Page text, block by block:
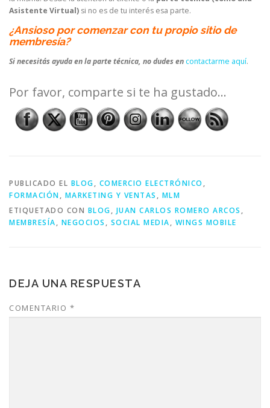
Asistente Virtual) si no es de tu interés esa parte.
¿Ansioso por comenzar con tu propio sitio de
membresía?
Si necesitás ayuda en la parte técnica, no dudes en contactarme aquí.
Por favor, comparte si te ha gustado...
PUBLICADO EL BLOG, COMERCIO ELECTRÓNICO ,
FORMACIÓN, MARKETING Y VENTAS , MLM
ETIQUETADO CON BLOG, JUAN CARLOS ROMERO ARCOS ,
MEMBRESÍA, NEGOCIOS , SOCIAL MEDIA, WINGS MOBILE
DEJA UNA RESPUESTA
COMENTARIO *